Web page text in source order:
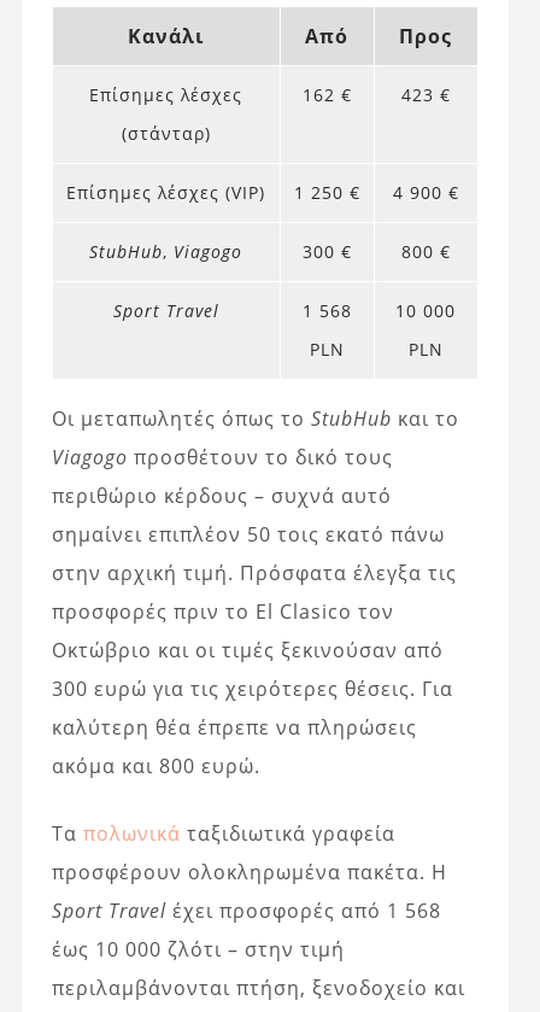
Κανάλι Από Προς
Επίσημες λέσχες
(στάνταρ)
162 € 423 €
Επίσημες λέσχες (VIP) 1 250 € 4 900 €
StubHub, Viagogo 300 € 800 €
Sport Travel
1 568
PLN
10 000
PLN
Οι μεταπωλητές όπως το StubHub και το
Viagogo προσθέτουν το δικό τους
περιθώριο κέρδους – συχνά αυτό
σημαίνει επιπλέον 50 τοις εκατό πάνω
στην αρχική τιμή. Πρόσφατα έλεγξα τις
προσφορές πριν το El Clasico τον
Οκτώβριο και οι τιμές ξεκινούσαν από
300 ευρώ για τις χειρότερες θέσεις. Για
καλύτερη θέα έπρεπε να πληρώσεις
ακόμα και 800 ευρώ.
Τα πολωνικά ταξιδιωτικά γραφεία
προσφέρουν ολοκληρωμένα πακέτα. Η
Sport Travelέχει προσφορές από 1 568
έως 10 000 ζλότι – στην τιμή
περιλαμβάνονται πτήση, ξενοδοχείο και